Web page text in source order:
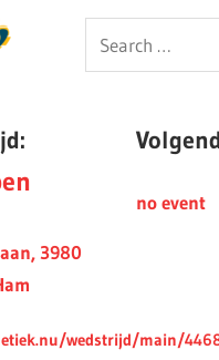
Looise
Search
for:
3980
wedstrijd/main/
no event